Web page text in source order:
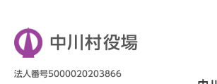
中川村役場
法人番号5000020203866